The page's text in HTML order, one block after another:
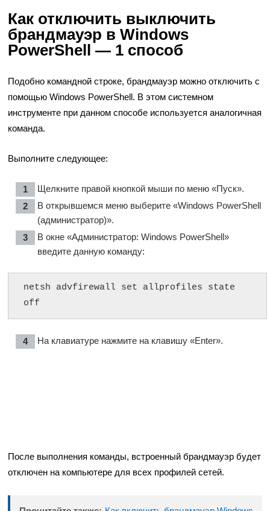
Как отключить выключить
брандмауэр в Windows
PowerShell — 1 способ
Подобно командной строке, брандмауэр можно отключить с
помощью Windows PowerShell. В этом системном
инструменте при данном способе используется аналогичная
команда.
Выполните следующее:
Щелкните правой кнопкой мыши по меню «Пуск».
В открывшемся меню выберите «Windows PowerShell
(администратор)».
В окне «Администратор: Windows PowerShell»
введите данную команду:
netsh advfirewall set allprofiles state
off
На клавиатуре нажмите на клавишу «Enter».
После выполнения команды, встроенный брандмауэр будет
отключен на компьютере для всех профилей сетей.